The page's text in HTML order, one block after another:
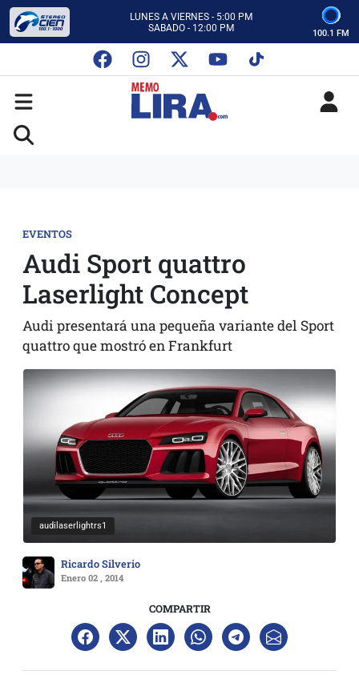
LUNES A VIERNES - 5:00 PM
SABADO - 12:00 PM
CON MEMO LIRA Y SU EQUIPO
LUNES A VIERNES - 5:00 PM
SABADO - 12:00 PM
100.1 FM
EVENTOS
Audi Sport quattro
Laserlight Concept
Audi presentará una pequeña variante del Sport
quattro que mostró en Frankfurt
audilaserlightrs1
Ricardo Silverio
Enero 02 , 2014
COMPARTIR